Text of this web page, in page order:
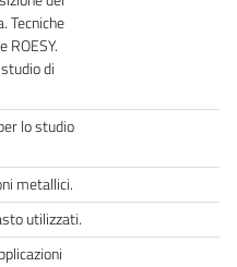
Tecniche
ROESY.
di
lo studio
metallici.
utilizzati.